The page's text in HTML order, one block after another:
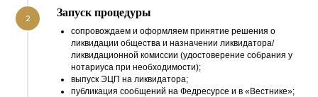
2 Запуск процедуры
сопровождаем и оформляем принятие решения о
ликвидации общества и назначении ликвидатора/
ликвидационной комиссии (удостоверение собрания у
нотариуса при необходимости);
выпуск ЭЦП на ликвидатора;
публикация сообщений на Федресурсе и в «Вестнике»;